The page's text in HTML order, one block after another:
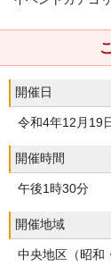
開催日
令和4年12月19
開催時間
午後1時30分
開催地域
中央地区（昭和